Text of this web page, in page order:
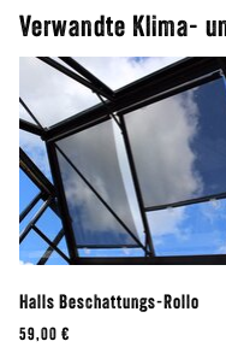
Verwandte Klima-
Halls Beschattungs-Rollo
59,00 €